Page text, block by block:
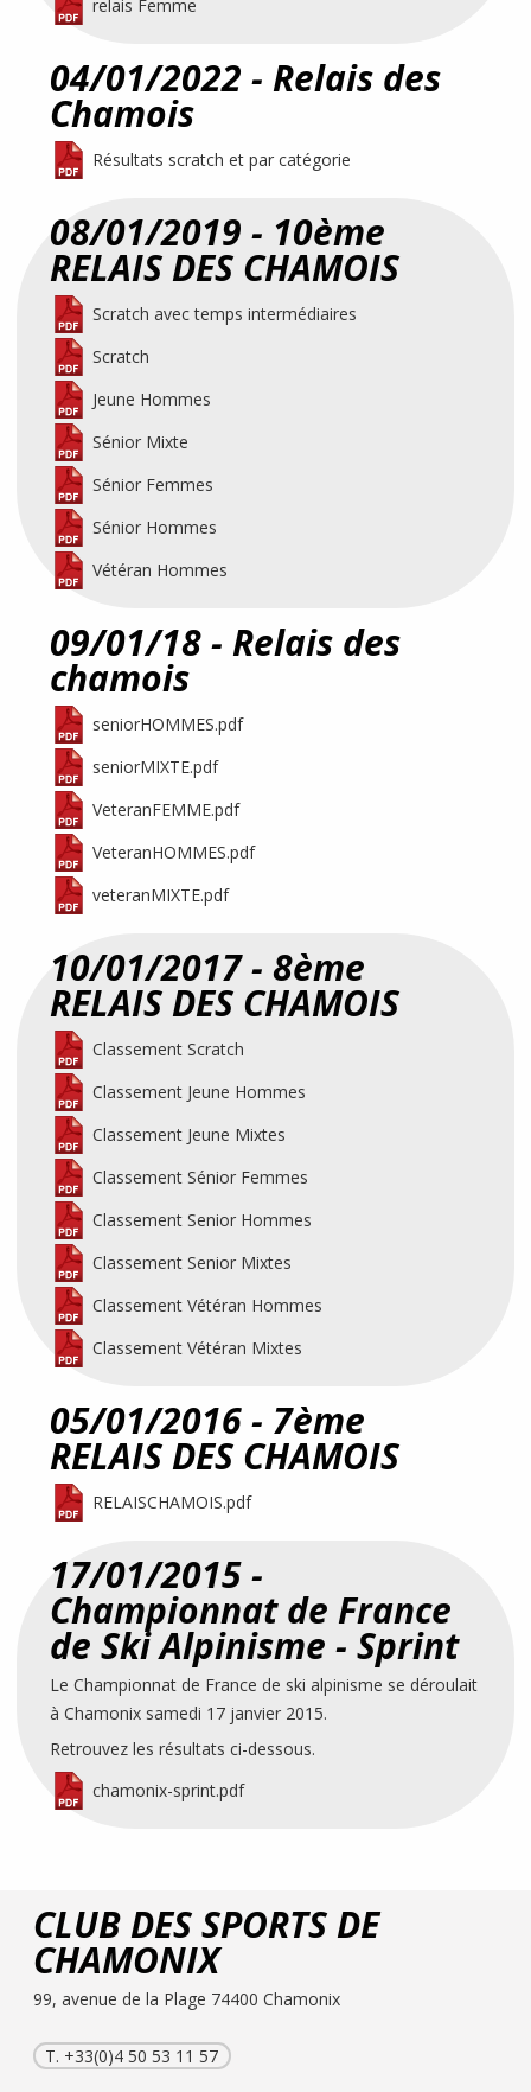
relais Femme
04/01/2022 - Relais des
Chamois
Résultats scratch et par catégorie
08/01/2019 - 10ème
RELAIS DES CHAMOIS
Scratch avec temps intermédiaires
Scratch
Jeune Hommes
Sénior Mixte
Sénior Femmes
Sénior Hommes
Vétéran Hommes
09/01/18 - Relais des
chamois
seniorHOMMES.pdf
seniorMIXTE.pdf
VeteranFEMME.pdf
VeteranHOMMES.pdf
veteranMIXTE.pdf
10/01/2017 - 8ème
RELAIS DES CHAMOIS
Classement Scratch
Classement Jeune Hommes
Classement Jeune Mixtes
Classement Sénior Femmes
Classement Senior Hommes
Classement Senior Mixtes
Classement Vétéran Hommes
Classement Vétéran Mixtes
05/01/2016 - 7ème
RELAIS DES CHAMOIS
RELAISCHAMOIS.pdf
17/01/2015 -
Championnat de France
de Ski Alpinisme - Sprint
Le Championnat de France de ski alpinisme se déroulait
à Chamonix samedi 17 janvier 2015.
Retrouvez les résultats ci-dessous.
chamonix-sprint.pdf
CLUB DES SPORTS DE
CHAMONIX
99, avenue de la Plage 74400 Chamonix
T. +33(0)4 50 53 11 57